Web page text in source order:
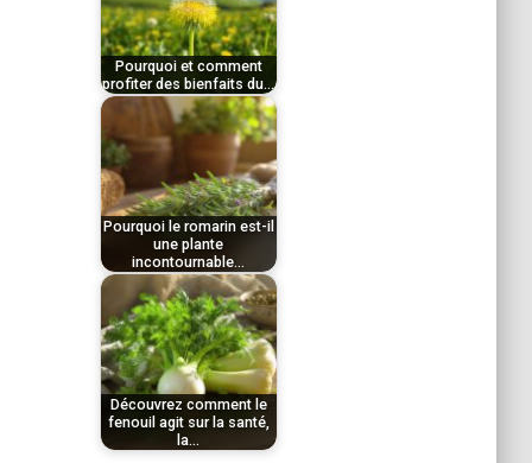
thym, cette herbe
aromatique
méditerranéenne, recèle
de nombreuses
vertus…
décembre 14, 2025 Le
tilleul, arbre
emblématique des
villages français, est
reconnu depuis…
Pourquoi et comment
profiter des bienfaits du…
par
Tom
novembre 23, 2025Le
pissenlit, souvent
considéré comme une
mauvaise herbe, recèle
Pourquoi le romarin est-il
une plante
incontournable…
par
Tom
Découvrez comment le
fenouil agit sur la santé,
la…